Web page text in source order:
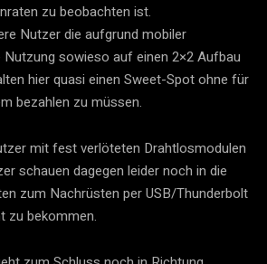
zu beobachten ist.
Nutzer die aufgrund mobiler
sowieso auf einen 2×2 Aufbau
hier quasi einen Sweet-Spot ohne für
bezahlen zu müssen.
mit fest verlöteten Drahtlosmodulen
schauen dagegen leider noch in die
zum Nachrüsten per USB/Thunderbolt
zu bekommen.